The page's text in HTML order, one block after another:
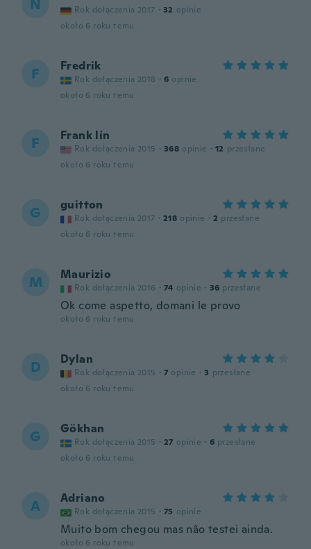
N Rok dołączenia 2017 · 32 opinie
około 6 roku temu
F Fredrik
Rok dołączenia 2018 · 6 opinie
około 6 roku temu
F Frank lín
Rok dołączenia 2015 · 368 opinie · 12 przesłane
około 6 roku temu
G guitton
Rok dołączenia 2017 · 218 opinie · 2 przesłane
około 6 roku temu
M Maurizio
Rok dołączenia 2016 · 74 opinie · 36 przesłane
Ok come aspetto, domani le provo
około 6 roku temu
D Dylan
Rok dołączenia 2015 · 7 opinie · 3 przesłane
około 6 roku temu
G Gökhan
Rok dołączenia 2015 · 27 opinie · 6 przesłane
około 6 roku temu
A Adriano
Rok dołączenia 2015 · 75 opinie
Muito bom chegou mas não testei ainda.
około 6 roku temu